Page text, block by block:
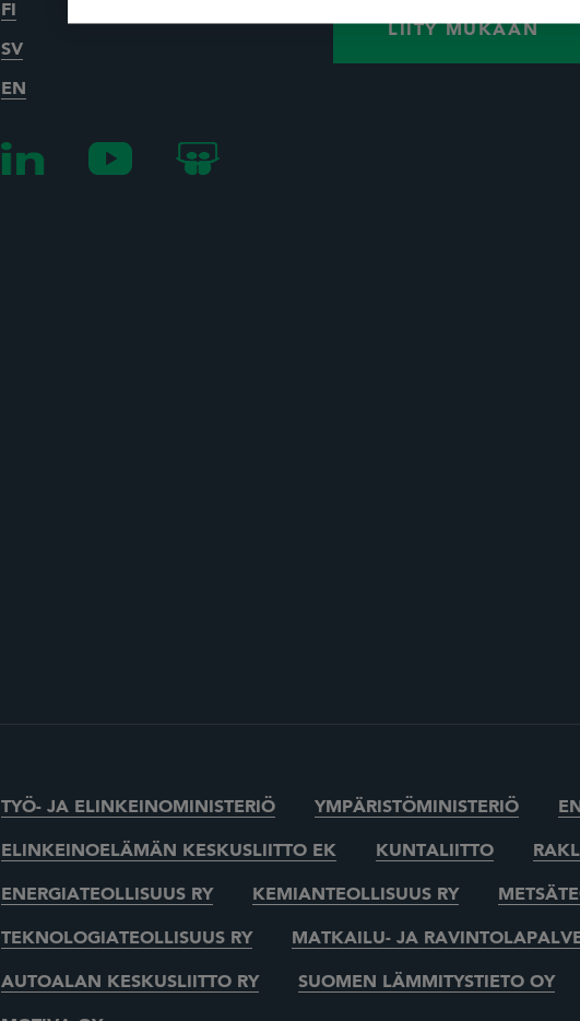
FI
SV
EN
LIITY MUKAAN
TYÖ- JA ELINKEINOMINISTERIÖ YMPÄRISTÖMINISTERIÖ
ELINKEINOELÄMÄN KESKUSLIITTO EK KUNTALIITTO
ENERGIATEOLLISUUS RY KEMIANTEOLLISUUS RY
TEKNOLOGIATEOLLISUUS RY MATKAILU- JA
AUTOALAN KESKUSLIITTO RY SUOMEN LÄMMITYSTIETO OY